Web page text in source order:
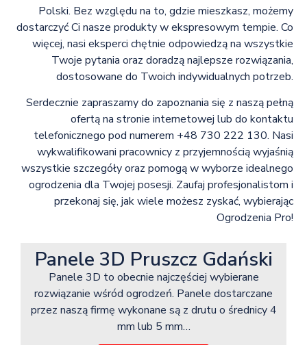
Polski. Bez względu na to, gdzie mieszkasz, możemy
dostarczyć Ci nasze produkty w ekspresowym tempie. Co
więcej, nasi eksperci chętnie odpowiedzą na wszystkie
Twoje pytania oraz doradzą najlepsze rozwiązania,
dostosowane do Twoich indywidualnych potrzeb.
Serdecznie zapraszamy do zapoznania się z naszą pełną
ofertą na stronie internetowej lub do kontaktu
telefonicznego pod numerem +48 730 222 130. Nasi
wykwalifikowani pracownicy z przyjemnością wyjaśnią
wszystkie szczegóły oraz pomogą w wyborze idealnego
ogrodzenia dla Twojej posesji. Zaufaj profesjonalistom i
przekonaj się, jak wiele możesz zyskać, wybierając
Ogrodzenia Pro!
Panele 3D Pruszcz Gdański
Panele 3D to obecnie najczęściej wybierane
rozwiązanie wśród ogrodzeń. Panele dostarczane
przez naszą firmę wykonane są z drutu o średnicy 4
mm lub 5 mm…